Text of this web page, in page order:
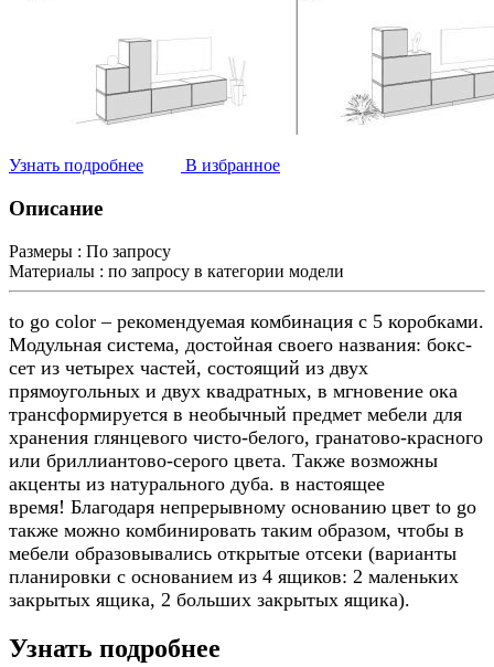
Узнать подробнее В избранное
Описание
Размеры : По запросу
Материалы : по запросу в категории модели
to go color – рекомендуемая комбинация с 5 коробками.
Модульная система, достойная своего названия: бокс-
сет из четырех частей, состоящий из двух
прямоугольных и двух квадратных, в мгновение ока
трансформируется в необычный предмет мебели для
хранения глянцевого чисто-белого, гранатово-красного
или бриллиантово-серого цвета. Также возможны
акценты из натурального дуба. в настоящее
время! Благодаря непрерывному основанию цвет to go
также можно комбинировать таким образом, чтобы в
мебели образовывались открытые отсеки (варианты
планировки с основанием из 4 ящиков: 2 маленьких
закрытых ящика, 2 больших закрытых ящика).
Узнать подробнее